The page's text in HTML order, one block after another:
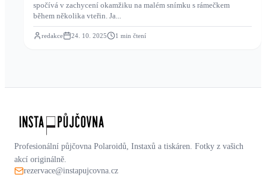
spočívá v zachycení okamžiku na malém snímku s rámečkem
během několika vteřin. Ja...
redakce 24. 10. 2025 1 min čtení
Profesionální půjčovna Polaroidů, Instaxů a tiskáren. Fotky z vašich
akcí originálně.
rezervace@instapujcovna.cz